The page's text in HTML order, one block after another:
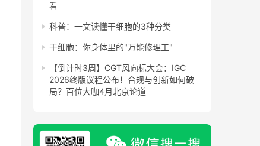
看
科普：一文读懂干细胞的3种分类
干细胞：你身体里的"万能修理工"
【倒计时3周】CGT风向标大会：IGC
2026终版议程公布！合规与创新如何破
局？百位大咖4月北京论道